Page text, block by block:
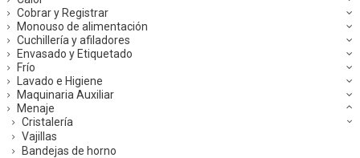
Cobrar y Registrar
Monouso de alimentación
Cuchillería y afiladores
Envasado y Etiquetado
Frío
Lavado e Higiene
Maquinaria Auxiliar
Menaje
Cristalería
Vajillas
Bandejas de horno